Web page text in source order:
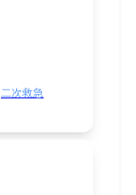
二次救急